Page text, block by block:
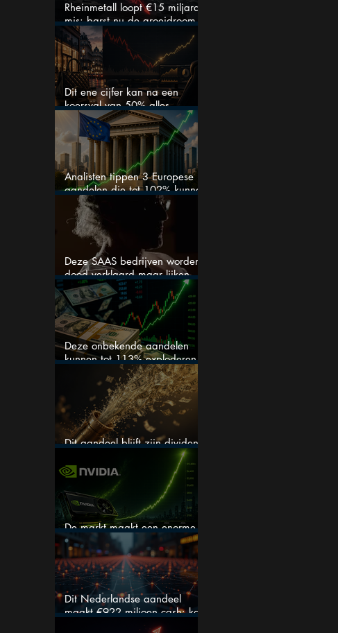
Rheinmetall loopt €15 miljard
mis: barst nu de groeidroom
van het defensiebedrijf?
Dit ene cijfer kan na een
koersval van 50% alles
veranderen
Analisten tippen 3 Europese
aandelen die tot 102% kunnen
stijgen
Deze SAAS bedrijven worden
dood verklaard maar lijken
springlevend
Deze onbekende aandelen
kunnen tot 113% exploderen
(één springt eruit)
Dit aandeel blijft zijn dividend
verhogen, wat er ook gebeurt
De markt maakt een enorme
fout bij Nvidia
Dit Nederlandse aandeel
maakt €922 miljoen cash: kan
dit dividendaandeel blijven